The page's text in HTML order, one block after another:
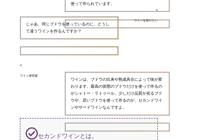
使って作られています。
ワインを知りたい
じゃあ、同じブドウを使っているのに、どうし
て違うワインを作るんですか？
ワイン研究家
ワインは、ブドウの出来や熟成具合によって味が変
わります。最高の状態のブドウだけを使って作るの
がシャトー・ラトゥール。少しだけ品質が劣るブド
ウや、若いブドウを使って作るのが、セカンドワイ
ンやサードワインなんですよ。
セカンドワインとは。